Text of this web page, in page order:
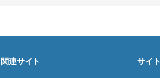
関連サイト サイ